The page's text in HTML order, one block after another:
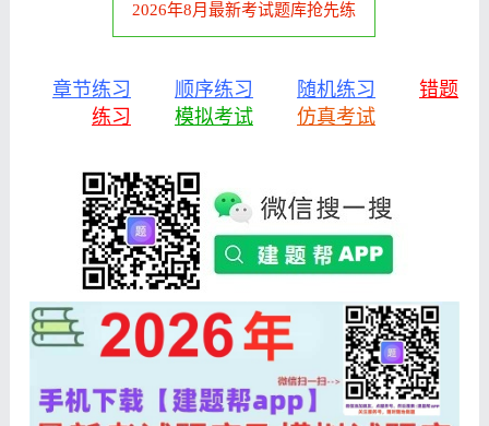
2026年8月最新考试题库抢先练
章节练习 顺序练习 随机练习
错题
练习
模拟考试 仿真考试